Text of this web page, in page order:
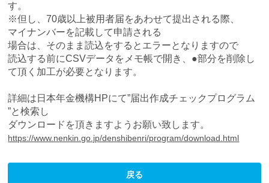
す。
※但し、70歳以上被用者届をあわせて提出される際、
マイナンバーを記載して申請される
場合は、そのまま読込をするとエラーとなりますので
読込する前にCSVデータをメモ帳で開き、●部分を削除し
て頂く加工が必要となります。
詳細は日本年金機構HPにて”届出作成チェックプログラム
”と検索し
ダウンロードを頂きますよう お願い致します。
https://www.nenkin.go.jp/denshibenri/program/download.html
戻る